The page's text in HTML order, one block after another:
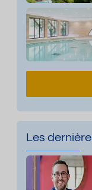
Les